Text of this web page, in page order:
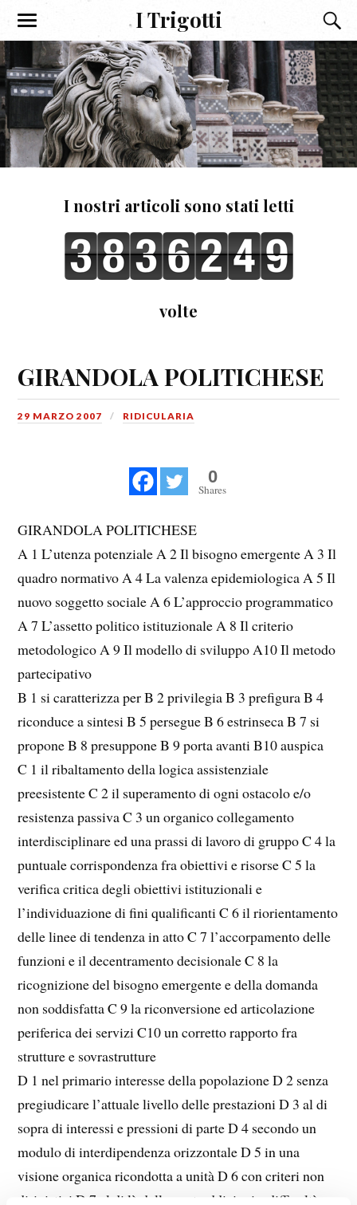
I Trigotti
I nostri articoli sono stati letti
volte
GIRANDOLA POLITICHESE
29 MARZO 2007 RIDICULARIA
0
Shares
GIRANDOLA POLITICHESE
A 1 L’utenza potenziale A 2 Il bisogno emergente A 3 Il
quadro normativo A 4 La valenza epidemiologica A 5 Il
nuovo soggetto sociale A 6 L’approccio programmatico
A 7 L’assetto politico istituzionale A 8 Il criterio
metodologico A 9 Il modello di sviluppo A10 Il metodo
partecipativo
B 1 si caratterizza per B 2 privilegia B 3 prefigura B 4
riconduce a sintesi B 5 persegue B 6 estrinseca B 7 si
propone B 8 presuppone B 9 porta avanti B10 auspica
C 1 il ribaltamento della logica assistenziale
preesistente C 2 il superamento di ogni ostacolo e/o
resistenza passiva C 3 un organico collegamento
interdisciplinare ed una prassi di lavoro di gruppo C 4 la
puntuale corrispondenza fra obiettivi e risorse C 5 la
verifica critica degli obiettivi istituzionali e
l’individuazione di fini qualificanti C 6 il riorientamento
delle linee di tendenza in atto C 7 l’accorpamento delle
funzioni e il decentramento decisionale C 8 la
ricognizione del bisogno emergente e della domanda
non soddisfatta C 9 la riconversione ed articolazione
periferica dei servizi C10 un corretto rapporto fra
strutture e sovrastrutture
D 1 nel primario interesse della popolazione D 2 senza
pregiudicare l’attuale livello delle prestazioni D 3 al di
sopra di interessi e pressioni di parte D 4 secondo un
modulo di interdipendenza orizzontale D 5 in una
visione organica ricondotta a unità D 6 con criteri non
dirigistici D 7 al di là delle contraddizioni e difficoltà